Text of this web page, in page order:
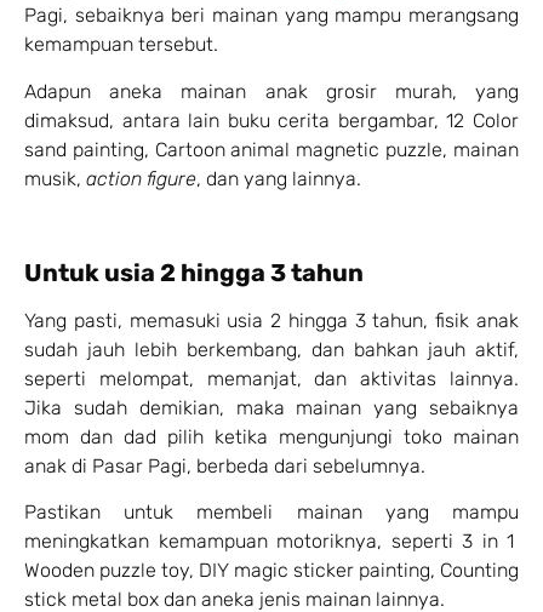
Pagi, sebaiknya beri mainan yang mampu merangsang
kemampuan tersebut.
Adapun aneka mainan anak grosir murah, yang
dimaksud, antara lain buku cerita bergambar, 12 Color
sand painting, Cartoon animal magnetic puzzle, mainan
musik, action figure, dan yang lainnya.
Untuk usia 2 hingga 3 tahun
Yang pasti, memasuki usia 2 hingga 3 tahun, fisik anak
sudah jauh lebih berkembang, dan bahkan jauh aktif,
seperti melompat, memanjat, dan aktivitas lainnya.
Jika sudah demikian, maka mainan yang sebaiknya
mom dan dad pilih ketika mengunjungi toko mainan
anak di Pasar Pagi, berbeda dari sebelumnya.
Pastikan untuk membeli mainan yang mampu
meningkatkan kemampuan motoriknya, seperti 3 in 1
Wooden puzzle toy, DIY magic sticker painting, Counting
stick metal box dan aneka jenis mainan lainnya.